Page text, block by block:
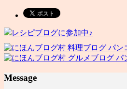
レシピブログに参加中♪
Message